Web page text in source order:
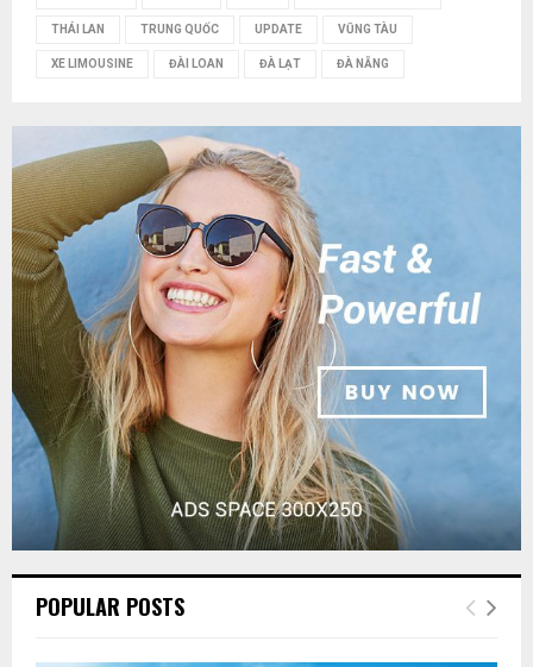
THÁI LAN TRUNG QUỐC UPDATE VŨNG TÀU
XE LIMOUSINE ĐÀI LOAN ĐÀ LẠT ĐÀ NẴNG
POPULAR POSTS